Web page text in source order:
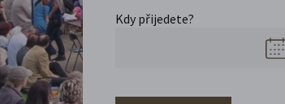
Kdy přijedete?